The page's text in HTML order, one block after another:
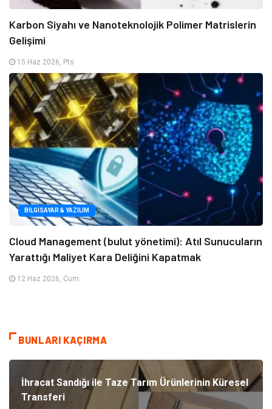
Karbon Siyahı ve Nanoteknolojik Polimer Matrislerin
Gelişimi
15 Haz 2026, Pts
BILGISAYAR & YAZILIM
Cloud Management (bulut yönetimi): Atıl Sunucuların
Yarattığı Maliyet Kara Deliğini Kapatmak
12 Haz 2026, Cum
BUNLARI KAÇIRMA
İhracat Sandığı ile Taze Tarım Ürünlerinin Küresel
Transferi